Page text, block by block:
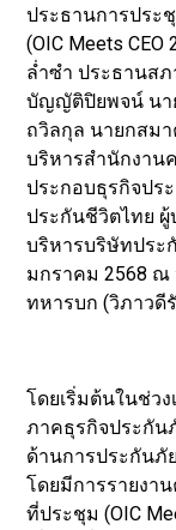
ประธานการประ
(OIC Meets
ลํ่าซำ ประธานส
บัญญัติปิยพจน์ นา
ถวิลกุล นายกสม
บริหารสำนักงาน
ประกอบธุรกิจปร
ประกันชีวิตไทย
บริหารบริษัทประ
มกราคม 2568 ณ
ทหารบก (วิภาวดี
โดยเริ่มต้นในช่ว
ภาคธุรกิจประกัน
ด้านการประกันภัย
โดยมีการรายงา
ที่ประชุม (OIC